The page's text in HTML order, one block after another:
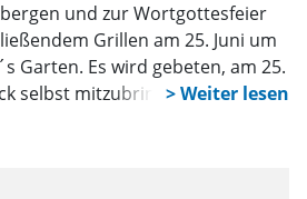
und zur Wortgottesfeier
Grillen am 25. Juni um
Garten. Es wird gebeten, am 25.
selbst mitzubringen.